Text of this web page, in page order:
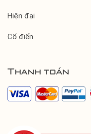
Hiện đại
Cổ điển
Thanh toán